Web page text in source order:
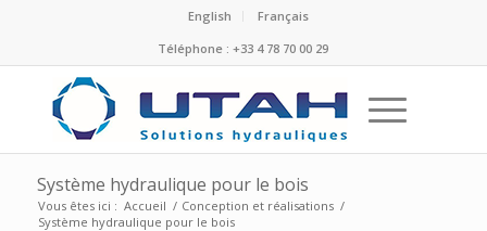
English
Français
Téléphone : +33 4 78 70 00 29
Système hydraulique pour le bois
Vous êtes ici : Accueil / Conception et réalisations /
Système hydraulique pour le bois